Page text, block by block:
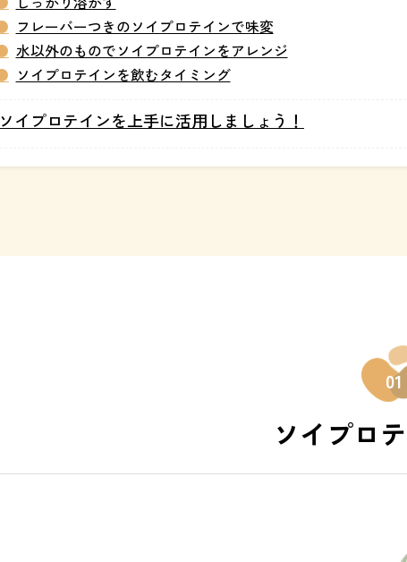
フレーバーつきのソイプロテインで味変
水以外のものでソイプロテインをアレンジ
ソイプロテインを飲むタイミング
ソイプロテインを上手に活用しましょう！
01
ソイプロ